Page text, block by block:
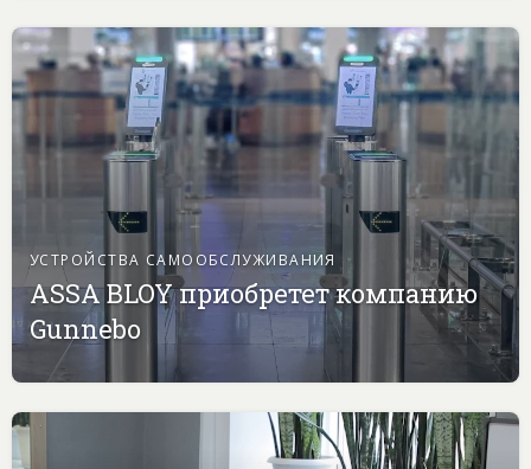
УСТРОЙСТВА САМООБСЛУЖИВАНИЯ
ASSA BLOY приобретет компанию
Gunnebo